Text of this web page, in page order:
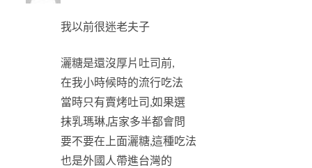
我以前很迷老夫子
灑糖是還沒厚片吐司前,
在我小時候時的流行吃法
當時只有賣烤吐司,如果選
抹乳瑪琳,店家多半都會問
要不要在上面灑糖,這種吃法
也是外國人帶進台灣的